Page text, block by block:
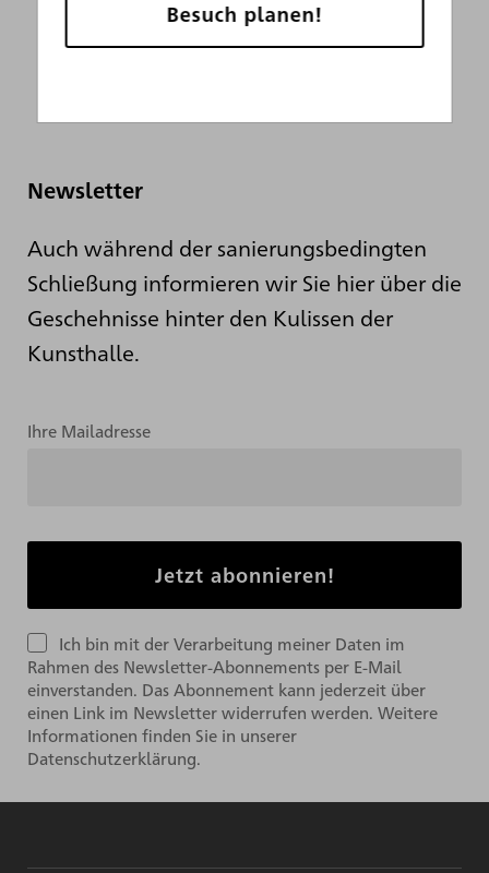
Newsletter
Auch während der sanierungsbedingten
Schließung informieren wir Sie hier über die
Geschehnisse hinter den Kulissen der
Kunsthalle.
Ihre Mailadresse
Ich bin mit der Verarbeitung meiner Daten im
Rahmen des Newsletter-Abonnements per E-Mail
einverstanden. Das Abonnement kann jederzeit über
einen Link im Newsletter widerrufen werden. Weitere
Informationen finden Sie in unserer
Datenschutzerklärung.
Besuch planen!